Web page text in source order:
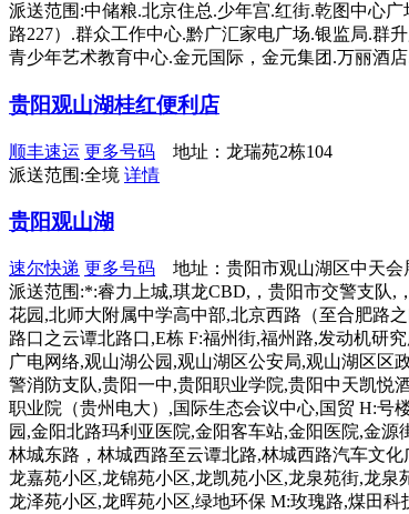
派送范围:中储粮.北京住总.少年宫.红街.乾图中心
路227）.群众工作中心.黔广汇家电广场.银监局.群
青少年艺术教育中心.金元国际，金元集团.万丽酒
贵阳观山湖桂红便利店
顺丰速运 更多号码 地址：龙瑞苑2栋104
派送范围:全境 详情
贵阳观山湖
速尔快递 更多号码 地址：贵阳市观山湖区中天会
派送范围:*:睿力上城,琪龙CBD,，贵阳市交警支队,
花园,北师大附属中学高中部,北京西路（至合肥路
路口之云谭北路口,E栋 F:福州街,福州路,发动机研
广电网络,观山湖公园,观山湖区公安局,观山湖区区
警消防支队,贵阳一中,贵阳职业学院,贵阳中天凯悦
职业院（贵州电大）,国际生态会议中心,国贸 H:号
园,金阳北路玛利亚医院,金阳客车站,金阳医院,金
林城东路，林城西路至云谭北路,林城西路汽车文
龙嘉苑小区,龙锦苑小区,龙凯苑小区,龙泉苑街,龙
龙泽苑小区,龙晖苑小区,绿地环保 M:玫瑰路,煤田